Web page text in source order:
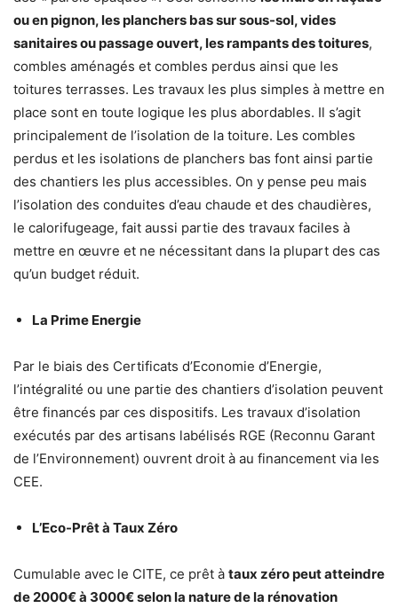
ou en pignon, les planchers bas sur sous-sol, vides
sanitaires ou passage ouvert, les rampants des toitures,
combles aménagés et combles perdus ainsi que les
toitures terrasses. Les travaux les plus simples à mettre en
place sont en toute logique les plus abordables. Il s’agit
principalement de l’isolation de la toiture. Les combles
perdus et les isolations de planchers bas font ainsi partie
des chantiers les plus accessibles. On y pense peu mais
l’isolation des conduites d’eau chaude et des chaudières,
le calorifugeage, fait aussi partie des travaux faciles à
mettre en œuvre et ne nécessitant dans la plupart des cas
qu’un budget réduit.
La Prime Energie
Par le biais des Certificats d’Economie d’Energie,
l’intégralité ou une partie des chantiers d’isolation peuvent
être financés par ces dispositifs. Les travaux d’isolation
exécutés par des artisans labélisés RGE (Reconnu Garant
de l’Environnement) ouvrent droit à au financement via les
CEE.
L’Eco-Prêt à Taux Zéro
Cumulable avec le CITE, ce prêt à taux zéro peut atteindre
de 2000€ à 3000€ selon la nature de la rénovation